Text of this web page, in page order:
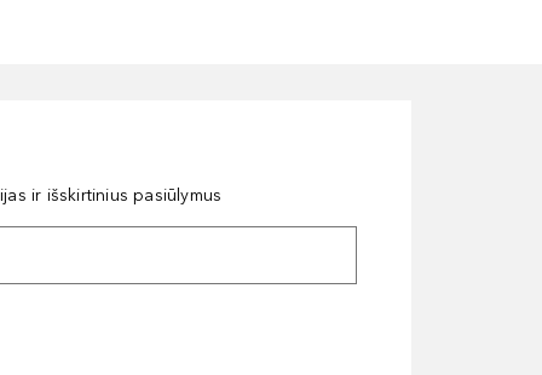
ir išskirtinius pasiūlymus